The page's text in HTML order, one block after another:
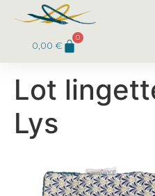
0,00€
0
Lot
Lys